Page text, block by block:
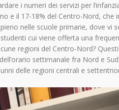
i numeri dei servizi per
e il 17-18% del Centro-Nord, che
nelle scuole primarie, dove vi
cui viene offerta una
regioni del Centro-Nord?
settimanale fra Nord e
delle regioni centrali e